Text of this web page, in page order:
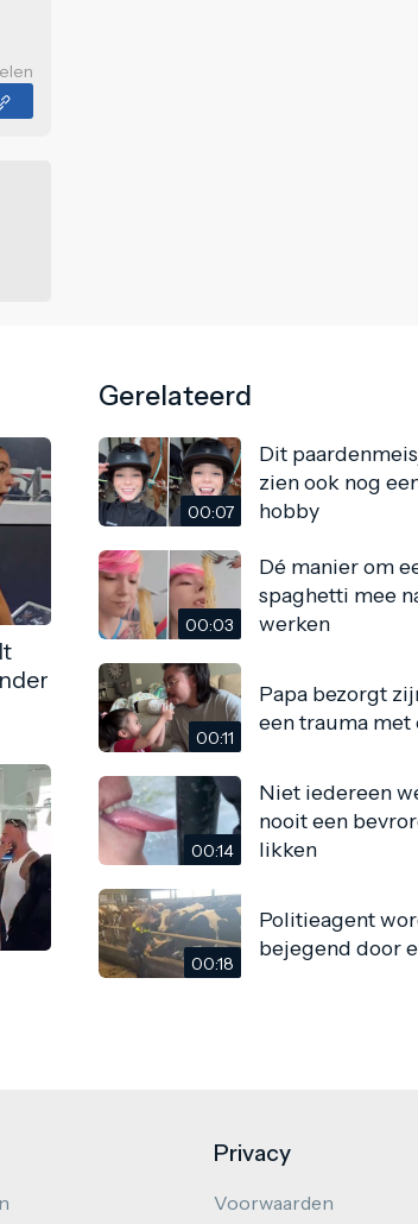
Gerelateerd
00:07
Dit
zien ook nog
hobby
00:03
Dé manier om
spaghetti mee
werken
00:11
Papa bezorgt
een trauma met
00:14
Niet iedereen
nooit een
likken
00:18
Politieagent
bejegend door
Privacy
Voorwaarden